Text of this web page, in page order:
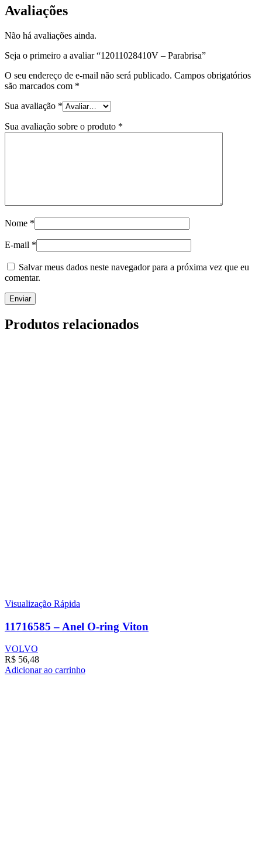
Avaliações
Não há avaliações ainda.
Seja o primeiro a avaliar “12011028410V – Parabrisa”
O seu endereço de e-mail não será publicado. Campos obrigatórios
são marcados com *
Sua avaliação *
Sua avaliação sobre o produto *
Nome *
E-mail *
Salvar meus dados neste navegador para a próxima vez que eu
comentar.
Produtos relacionados
Visualização Rápida
11716585 – Anel O-ring Viton
VOLVO
R$ 56,48
Adicionar ao carrinho